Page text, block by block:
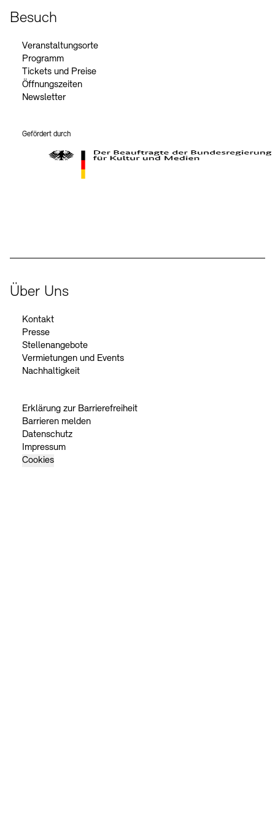
Besuch
Veranstaltungsorte
Programm
Tickets und Preise
Öffnungszeiten
Newsletter
Gefördert durch
Über Uns
Kontakt
Presse
Stellenangebote
Vermietungen und Events
Nachhaltigkeit
Erklärung zur Barrierefreiheit
Barrieren melden
Datenschutz
Impressum
Cookies